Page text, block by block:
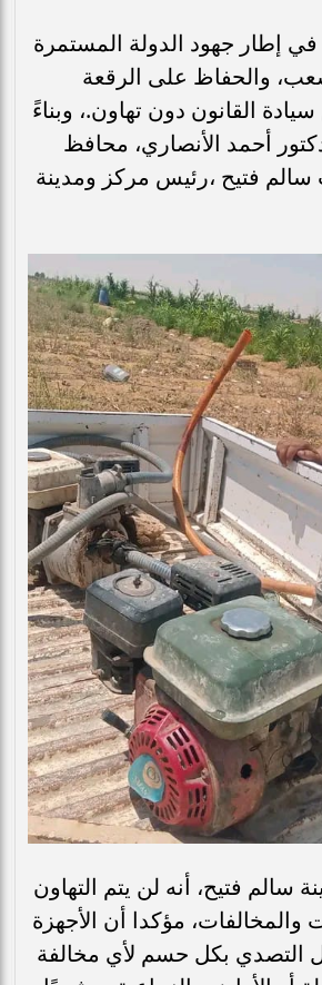
في إطار جهود الدولة المستمرة
والحفاظ على الرقعة
القانون دون تهاون.، وبناءً
أحمد الأنصاري، محافظ
سالم فتيح ،رئيس مركز ومدينة
سالم فتيح، أنه لن يتم التهاون
مؤكدا أن الأجهزة
التصدي بكل حسم لأي مخالفة